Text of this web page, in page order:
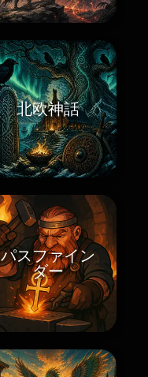
北欧神話
パスファイン
ダー